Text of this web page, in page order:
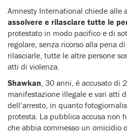
Amnesty International chiede alle
assolvere e rilasciare tutte le
protestato in modo pacifico e di
regolare, senza ricorso alla pena
rilasciarle, tutte le altre persone
atti di violenza.
Shawkan , 30 anni, è accusato di
manifestazione illegale e vari atti
dell’arresto, in quanto
protesta. La pubblica accusa non
che abbia commesso un omicidio